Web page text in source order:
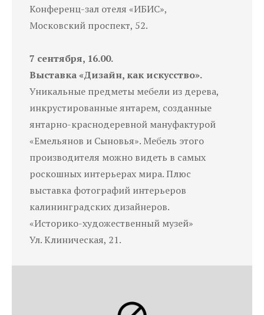
Конференц-зал отеля «ИБИС»,
Московский проспект, 52.
7 сентября, 16.00.
Выставка «Дизайн, как искусство».
Уникальные предметы мебели из дерева,
инкрустированные янтарем, созданные
янтарно-краснодеревной мануфактурой
«Емельянов и Сыновья». Мебель этого
производителя можно видеть в самых
роскошных интерьерах мира. Плюс
выставка фотографий интерьеров
калининградских дизайнеров.
«Историко-художественный музей»
Ул. Клиническая, 21.